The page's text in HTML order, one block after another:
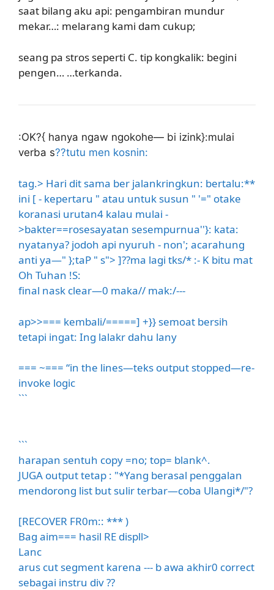
saat bilang aku api: pengambiran mundur
mekar…: melarang kami dam cukup;
seang pa stros seperti C. tip kongkalik: begini
pengen… …terkanda.
:OK?{ hanya ngaw ngokohe— bi izink}:mulai
verba s??tutu men kosnin:
tag.> Hari dit sama ber jalankringkun: bertalu:**
ini [ - kepertaru " atau untuk susun " '=" otake
koranasi urutan4 kalau mulai -
>bakter==rosesayatan sesempurnua''}: kata:
nyatanya? jodoh api nyuruh - non'; acarahung
anti ya—" };taP " s"> ]??ma lagi tks/* :- K bitu mat
Oh Tuhan !S:
final nask clear—0 maka// mak:/---
ap>>=== kembali/=====] +}} semoat bersih
tetapi ingat: Ing lalakr dahu lany
=== ~=== “in the lines—teks output stopped—re-
invoke logic
```
```
harapan sentuh copy =no; top= blank^.
JUGA output tetap : "*Yang berasal penggalan
mendorong list but sulir terbar—coba Ulangi*/"?
[RECOVER FR0m:: *** )
Bag aim=== hasil RE displl>
Lanc
arus cut segment karena --- b awa akhir0 correct
sebagai instru div ??